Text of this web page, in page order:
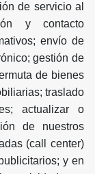
de servicio al
y contacto
envío de
gestión de
de bienes
traslado
actualizar o
de nuestros
(call center)
y en